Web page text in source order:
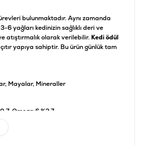
bulunmaktadır. Aynı zamanda
6 yağları kedinizin sağlıklı deri ve
atıştırmalık olarak verilebilir. Kedi ödül
yapıya sahiptir. Bu ürün günlük tam
Mayalar, Mineraller
Omega 6 %2,7
kg, Taurin 1.000 mg/kg